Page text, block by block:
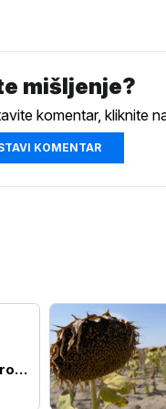
mišljenje?
komentar, kliknite
KOMENTAR